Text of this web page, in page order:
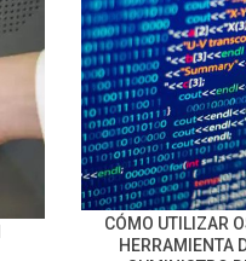
CÓMO UTILIZAR
HERRAMIENTA